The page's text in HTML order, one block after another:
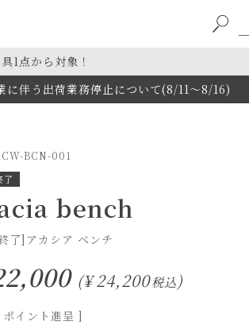
1点から対象！
に伴う出荷業務停止について(8/11～8/16)
BCN-001
了
bench
了]アカシア ベンチ
¥24,200税込
ポイント進呈 ]